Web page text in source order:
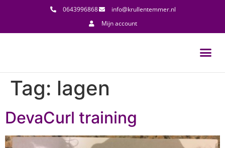
0643996868
info@krullentemmer.nl
Mijn account
Tag: lagen
DevaCurl training